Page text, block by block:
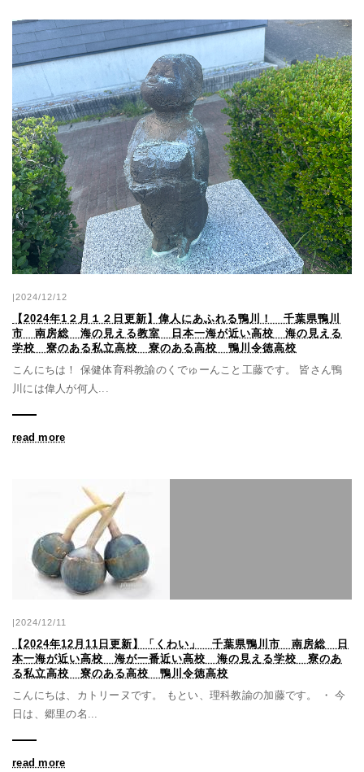
|2024/12/12
【2024年1２月１２日更新】偉人にあふれる鴨川！ 千葉県鴨川
市 南房総 海の見える教室 日本一海が近い高校 海の見える
学校 寮のある私立高校 寮のある高校 鴨川令徳高校
こんにちは！ 保健体育科教諭のくでゅーんこと工藤です。 皆さん鴨
川には偉人が何人...
read more
|2024/12/11
【2024年12月11日更新】「くわい」 千葉県鴨川市 南房総 日
本一海が近い高校 海が一番近い高校 海の見える学校 寮のあ
る私立高校 寮のある高校 鴨川令徳高校
こんにちは、カトリーヌです。 もとい、理科教諭の加藤です。 ・ 今
日は、郷里の名...
read more